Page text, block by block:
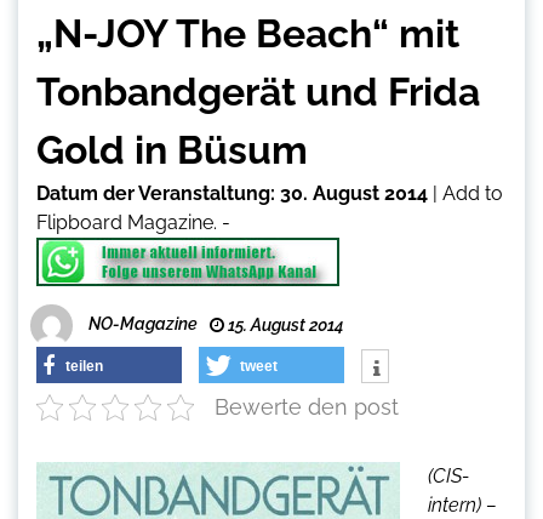
„N-JOY The Beach“ mit
Tonbandgerät und Frida
Gold in Büsum
Datum der Veranstaltung: 30. August 2014
Add to
Flipboard Magazine. -
NO-Magazine 15. August 2014
teilen tweet
Bewerte den post
(CIS-
intern) –